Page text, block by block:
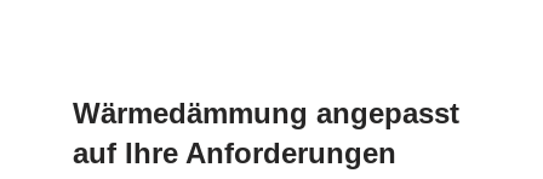
Wärmedämmung angepasst
auf Ihre Anforderungen